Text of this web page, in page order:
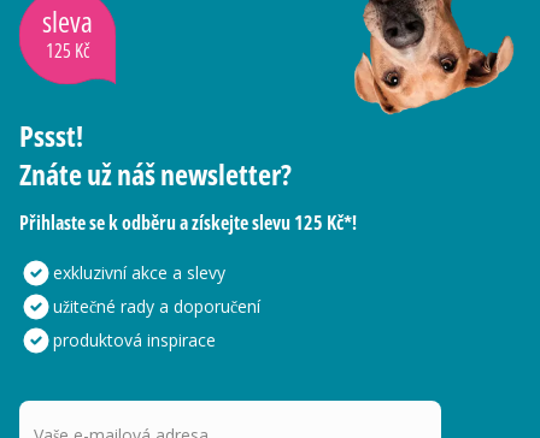
sleva
125 Kč
Pssst!
Znáte už náš newsletter?
Přihlaste se k odběru a získejte slevu 125 Kč*!
exkluzivní akce a slevy
užitečné rady a doporučení
produktová inspirace
Vaše e-mailová adresa